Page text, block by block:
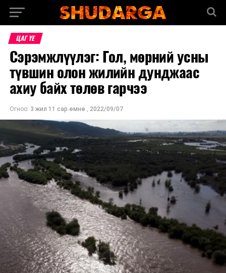
ЦАГ ҮЕ
Сэрэмжлүүлэг: Гол, мөрний усны
түвшин олон жилийн дунджаас
ахиу байх төлөв гарчээ
Огноо: 3 жил 11 сар.өмнө , 2022/09/07